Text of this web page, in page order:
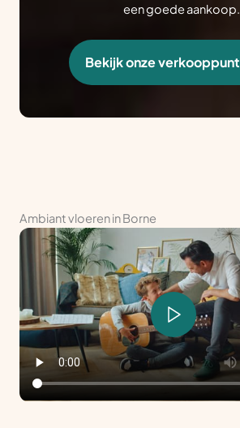
een goede aankoop.
Bekijk onze
Ambiant vloeren in Borne